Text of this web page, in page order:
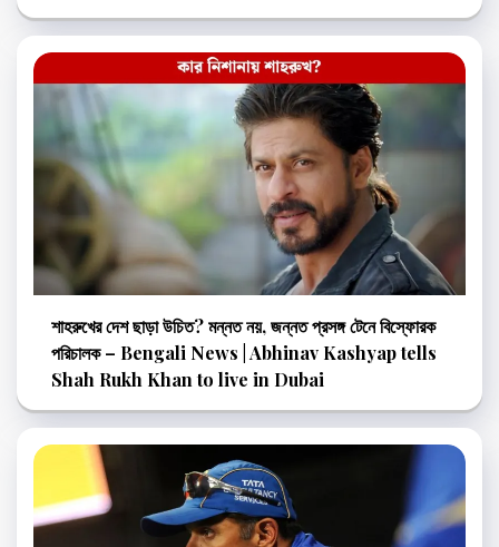
শাহরুখের দেশ ছাড়া উচিত? মন্নত নয়, জন্নত প্রসঙ্গ টেনে বিস্ফোরক
পরিচালক – Bengali News | Abhinav Kashyap tells
Shah Rukh Khan to live in Dubai